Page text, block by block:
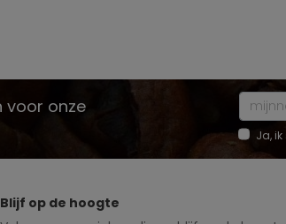
voor onze
Ja,
Blijf op de hoogte